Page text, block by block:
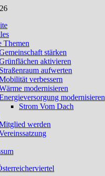
Themen
stärken
aktivieren
Straßenraum aufwerten
verbessern
modernisieren
modernisieren
Strom Vom Dach
werden